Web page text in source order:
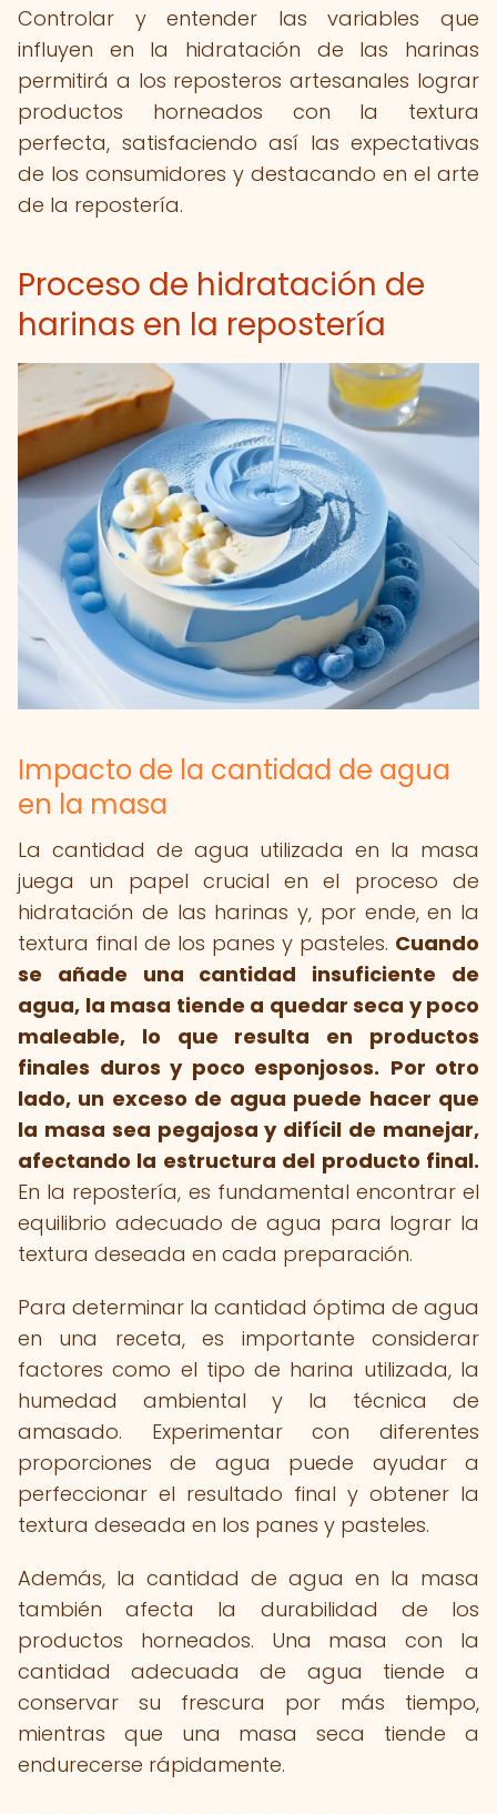
Controlar y entender las variables que
influyen en la hidratación de las harinas
permitirá a los reposteros artesanales lograr
productos horneados con la textura
perfecta, satisfaciendo así las expectativas
de los consumidores y destacando en el arte
de la repostería.
Proceso de hidratación de
harinas en la repostería
Impacto de la cantidad de agua
en la masa
La cantidad de agua utilizada en la masa
juega un papel crucial en el proceso de
hidratación de las harinas y, por ende, en la
textura final de los panes y pasteles. Cuando
se añade una cantidad insuficiente de
agua, la masa tiende a quedar seca y poco
maleable, lo que resulta en productos
finales duros y poco esponjosos. Por otro
lado, un exceso de agua puede hacer que
la masa sea pegajosa y difícil de manejar,
afectando la estructura del producto final.
En la repostería, es fundamental encontrar el
equilibrio adecuado de agua para lograr la
textura deseada en cada preparación.
Para determinar la cantidad óptima de agua
en una receta, es importante considerar
factores como el tipo de harina utilizada, la
humedad ambiental y la técnica de
amasado. Experimentar con diferentes
proporciones de agua puede ayudar a
perfeccionar el resultado final y obtener la
textura deseada en los panes y pasteles.
Además, la cantidad de agua en la masa
también afecta la durabilidad de los
productos horneados. Una masa con la
cantidad adecuada de agua tiende a
conservar su frescura por más tiempo,
mientras que una masa seca tiende a
endurecerse rápidamente.